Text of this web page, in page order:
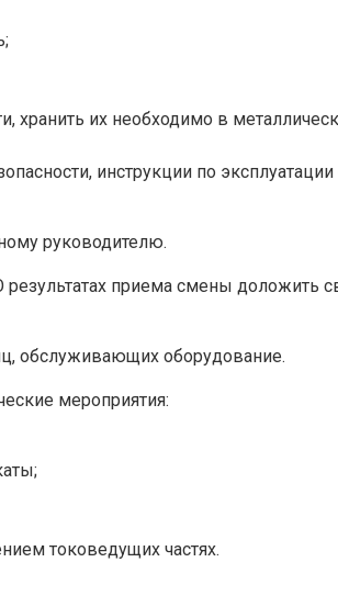
хранить их необходимо в
инструкции по
руководителю.
приема смены доложить
обслуживающих оборудование.
мероприятия:
токоведущих частях.